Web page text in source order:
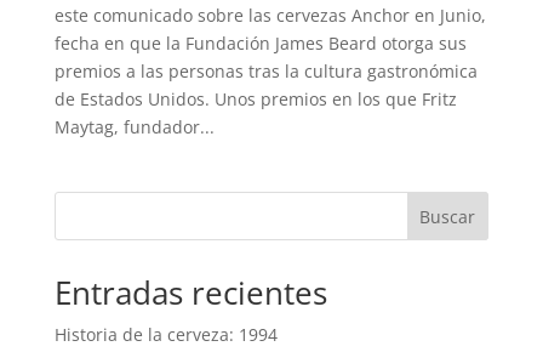
este comunicado sobre las cervezas Anchor en Junio,
fecha en que la Fundación James Beard otorga sus
premios a las personas tras la cultura gastronómica
de Estados Unidos. Unos premios en los que Fritz
Maytag, fundador...
Buscar
Entradas recientes
Historia de la cerveza: 1994